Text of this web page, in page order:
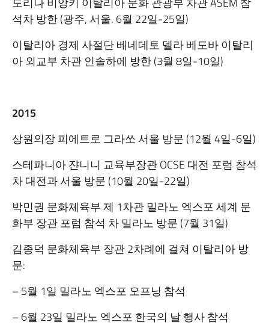
석차 방한 (광주, 서울. 6월 22일-25일)
이탈리아 경제 사절단 베네데토 델라 베도바 이탈리
아 외교부 차관 인솔하에 방한 (3월 8일-10일)
2015
상원의장 피에트로 그라쏘 서울 방문 (12월 4일-6일)
스테파니아 쟌니니 교육부장관 OCSE 대전 포럼 참석
차 대전과 서울 방문 (10월 20일-22일)
박민권 문화체육부 제 1차관 밀라노 엑스포 세계 문
화부 장관 포럼 참석 차 밀라노 방문 (7월 31일)
김종덕 문화체육부 장관 2차례에 걸쳐 이탈리아 방
문:
– 5월 1일 밀라노 엑스포 오프닝 참석
– 6월 23일 밀라노 엑스포 한국의 날 행사 참석